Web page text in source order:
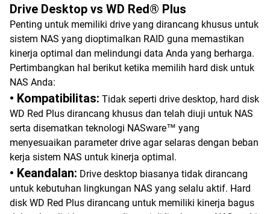
Drive Desktop vs WD Red® Plus
Penting untuk memiliki drive yang dirancang khusus untuk
sistem NAS yang dioptimalkan RAID guna memastikan
kinerja optimal dan melindungi data Anda yang berharga.
Pertimbangkan hal berikut ketika memilih hard disk untuk
NAS Anda:
• Kompatibilitas: Tidak seperti drive desktop, hard disk
WD Red Plus dirancang khusus dan telah diuji untuk NAS
serta disematkan teknologi NASware™ yang
menyesuaikan parameter drive agar selaras dengan beban
kerja sistem NAS untuk kinerja optimal.
• Keandalan: Drive desktop biasanya tidak dirancang
untuk kebutuhan lingkungan NAS yang selalu aktif. Hard
disk WD Red Plus dirancang untuk memiliki kinerja bagus